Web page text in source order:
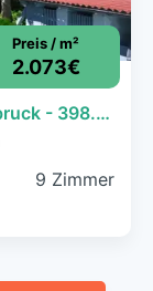
Preis / m²
2.073€
Mehrfamilienhaus zum Kauf - Vöcklabruck - 398.000 € - 9 Zimmer, 192 m², 305 m² Grundstück
9 Zimmer